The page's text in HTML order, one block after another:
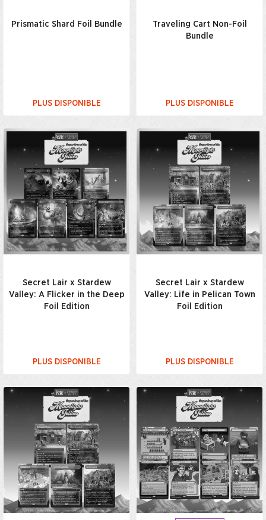
Prismatic Shard Foil Bundle
PLUS DISPONIBLE
Traveling Cart Non-Foil
Bundle
PLUS DISPONIBLE
Secret Lair x Stardew
Valley: A Flicker in the Deep
Foil Edition
PLUS DISPONIBLE
Secret Lair x Stardew
Valley: Life in Pelican Town
Foil Edition
PLUS DISPONIBLE